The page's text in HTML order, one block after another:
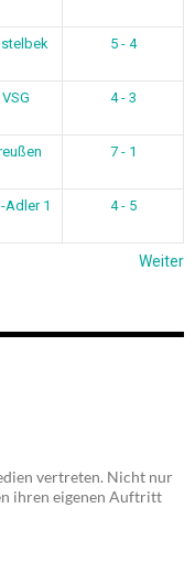
5 - 4
4 - 3
7 - 1
Adler 1 4 - 5
Weiter
vertreten. Nicht nur
ihren eigenen Auftritt